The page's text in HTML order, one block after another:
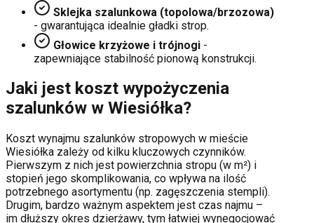
Sklejka szalunkowa (topolowa/brzozowa)
- gwarantująca idealnie gładki strop.
Głowice krzyżowe i trójnogi -
zapewniające stabilność pionową konstrukcji.
Jaki jest koszt wypożyczenia
szalunków w Wiesiółka?
Koszt wynajmu szalunków stropowych w mieście
Wiesiółka zależy od kilku kluczowych czynników.
Pierwszym z nich jest powierzchnia stropu (w m²) i
stopień jego skomplikowania, co wpływa na ilość
potrzebnego asortymentu (np. zagęszczenia stempli).
Drugim, bardzo ważnym aspektem jest czas najmu –
im dłuższy okres dzierżawy, tym łatwiej wynegocjować